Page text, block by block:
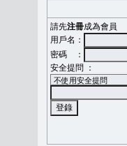
請先注冊成為會員
用戶名：
密碼 ：
安全提問 ：